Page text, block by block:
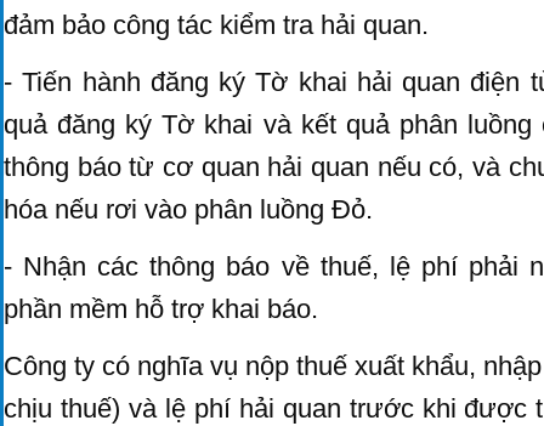
đảm bảo công tác kiểm tra hải quan.
- Tiến hành đăng ký Tờ khai hải quan điện
quả đăng ký Tờ khai và kết quả phân
thông báo từ cơ quan hải quan nếu có, và
hóa nếu rơi vào phân luồng Đỏ.
- Nhận các thông báo về thuế, lệ phí phải
phần mềm hỗ trợ khai báo.
Công ty có nghĩa vụ nộp thuế xuất khẩu,
chịu thuế) và lệ phí hải quan trước khi được